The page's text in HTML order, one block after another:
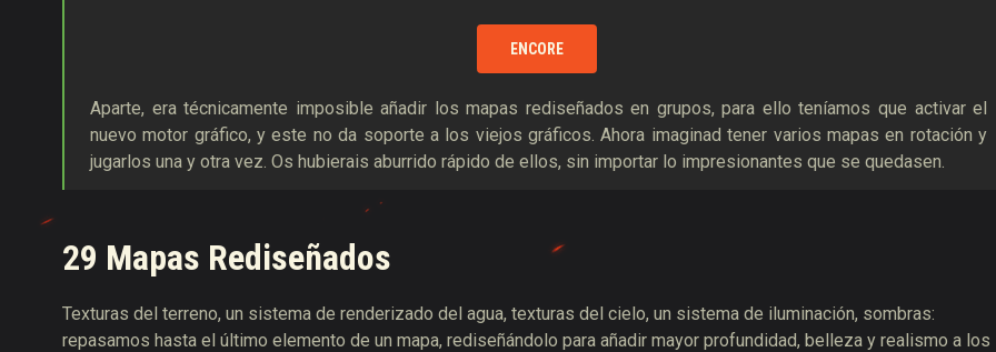
ENCORE
Aparte, era técnicamente imposible añadir los mapas rediseñados en grupos, para ello teníamos que activar el
nuevo motor gráfico, y este no da soporte a los viejos gráficos. Ahora imaginad tener varios mapas en rotación y
jugarlos una y otra vez. Os hubierais aburrido rápido de ellos, sin importar lo impresionantes que se quedasen.
29 Mapas Rediseñados
Texturas del terreno, un sistema de renderizado del agua, texturas del cielo, un sistema de iluminación, sombras:
repasamos hasta el último elemento de un mapa, rediseñándolo para añadir mayor profundidad, belleza y realismo a los